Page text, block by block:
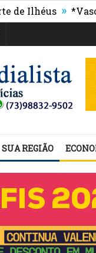
» *Vasco
SUA REGIÃO